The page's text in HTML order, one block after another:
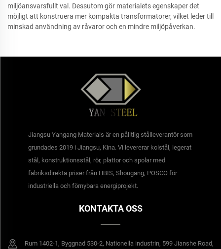
miljöansvarsfullt val. Dessutom gör materialets egenskaper det
möjligt att konstruera mer kompakta transformatorer, vilket leder till
minskad användning av råvaror och en mindre miljöpåverkan.
Jiangsu Yangang Materials är en pålitlig stålleverantör som
grundades 2019 i Jiangsu, Kina. Vi levererar kolstål, legerat
stål, konstruktionsstål, rör, plattor och spolar med
fabriksdirekta priser från HBIS, Shougang, POSCO för
industriella och förnybara energiprojekt.
KONTAKTA OSS
Rum 1402-1, Byggnad 530-2, Nationella industrin, 599 Jianshe Road,